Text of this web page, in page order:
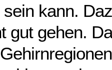
kann.
gut gehen.